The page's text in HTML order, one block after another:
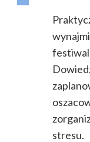
stresu.